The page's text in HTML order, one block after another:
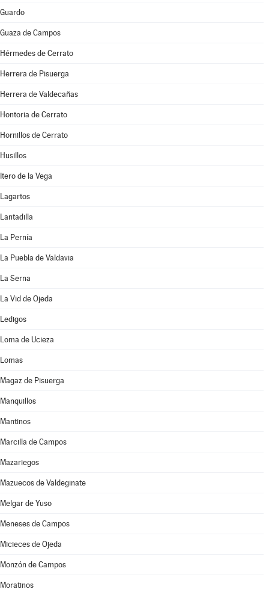
Guardo
Guaza de Campos
Hérmedes de Cerrato
Herrera de Pisuerga
Herrera de Valdecañas
Hontoria de Cerrato
Hornillos de Cerrato
Husillos
Itero de la Vega
Lagartos
Lantadilla
La Pernía
La Puebla de Valdavia
La Serna
La Vid de Ojeda
Ledigos
Loma de Ucieza
Lomas
Magaz de Pisuerga
Manquillos
Mantinos
Marcilla de Campos
Mazariegos
Mazuecos de Valdeginate
Melgar de Yuso
Meneses de Campos
Micieces de Ojeda
Monzón de Campos
Moratinos